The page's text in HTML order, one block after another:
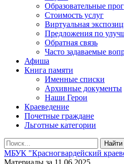
Образовательные
Стоимость услуг
Виртуальная
Предложения по
Обратная связь
Часто задаваемые
Афиша
Книга памяти
Именные списки
Архивные документы
Наши Герои
Краеведение
Почетные граждане
Льготные категории
Найти
МБУК "Красногвардейский
Материалы за 11.06.2025